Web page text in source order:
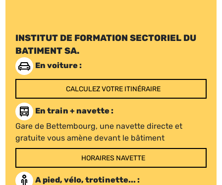
INSTITUT DE FORMATION SECTORIEL DU
BATIMENT SA.
En voiture :
CALCULEZ VOTRE ITINÉRAIRE
En train + navette :
Gare de Bettembourg, une navette directe et
gratuite vous amène devant le bâtiment
HORAIRES NAVETTE
A pied, vélo, trotinette... :